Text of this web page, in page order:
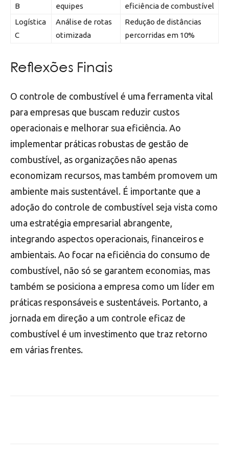
B equipes
eficiência de combustível
Logística
C
Análise de rotas
otimizada
Redução de distâncias
percorridas em 10%
Reflexões Finais
O controle de combustível é uma ferramenta vital
para empresas que buscam reduzir custos
operacionais e melhorar sua eficiência. Ao
implementar práticas robustas de gestão de
combustível, as organizações não apenas
economizam recursos, mas também promovem um
ambiente mais sustentável. É importante que a
adoção do controle de combustível seja vista como
uma estratégia empresarial abrangente,
integrando aspectos operacionais, financeiros e
ambientais. Ao focar na eficiência do consumo de
combustível, não só se garantem economias, mas
também se posiciona a empresa como um líder em
práticas responsáveis e sustentáveis. Portanto, a
jornada em direção a um controle eficaz de
combustível é um investimento que traz retorno
em várias frentes.